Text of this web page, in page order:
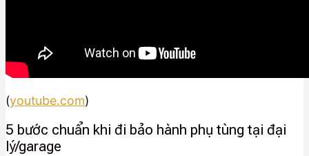
(youtube.com)
5 bước chuẩn khi đi bảo hành phụ tùng tại đại
lý/garage